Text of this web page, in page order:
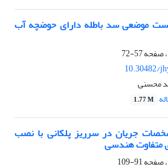
موضعی سد باطله دارای حوضچه آب
57-72
10.30482/
محسنی
1.77 M
جریان در سرریز پلکانی با نصب
متفاوت هندسی
91-109